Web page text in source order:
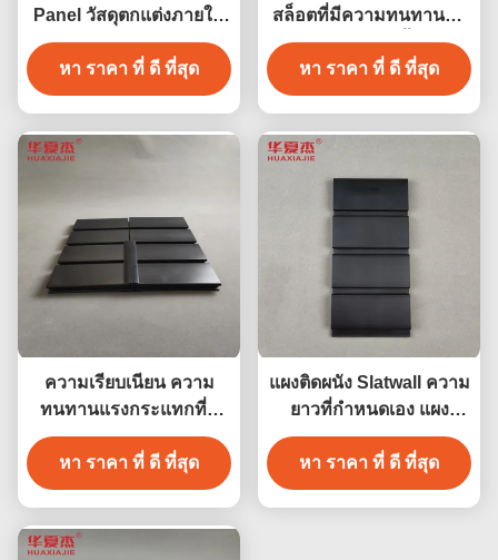
Panel วัสดุตกแต่งภายใน
โรงรถ
หา ราคา ที่ ดี ที่สุด
สล็อตที่มีความทนทานต่อ
ไฟและการติดตั้งง่าย
หา ราคา ที่ ดี ที่สุด
ความเรียบเนียน ความ
ทนทานแรงกระแทกที่ดี
มาก พีวีซี ผนังโรงรถยนต์
ความทนทาน พีวีซี แบล็ค
สล็อตวอลล์
หา ราคา ที่ ดี ที่สุด
แผงติดผนัง Slatwall ความ
ยาวที่กำหนดเอง แผง
โรงรถหลากสี ตกแต่งผนัง
ภายใน
หา ราคา ที่ ดี ที่สุด